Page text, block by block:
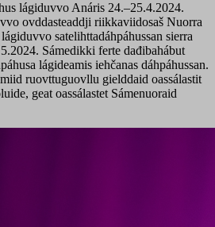
lágiduvvo Anáris 24.–25.4.2024.
ovddasteaddji riikkaviidosaš Nuorra
satelihttadáhpáhussan sierra
Sámedikki ferte dađibahábut
lágideamis iehčanas dáhpáhussan.
ruovttuguovllu gielddaid oassálastit
geat oassálastet Sámenuoraid